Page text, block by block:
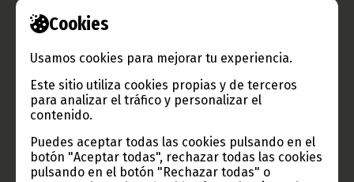
Cookies
Usamos cookies para mejorar tu experiencia.
Este sitio utiliza cookies propias y de terceros
para analizar el tráfico y personalizar el
contenido.
Puedes aceptar todas las cookies pulsando en el
botón "Aceptar todas", rechazar todas las cookies
pulsando en el botón "Rechazar todas" o
Gobierno e Instituciones
Información de Guinea Ecuatorial